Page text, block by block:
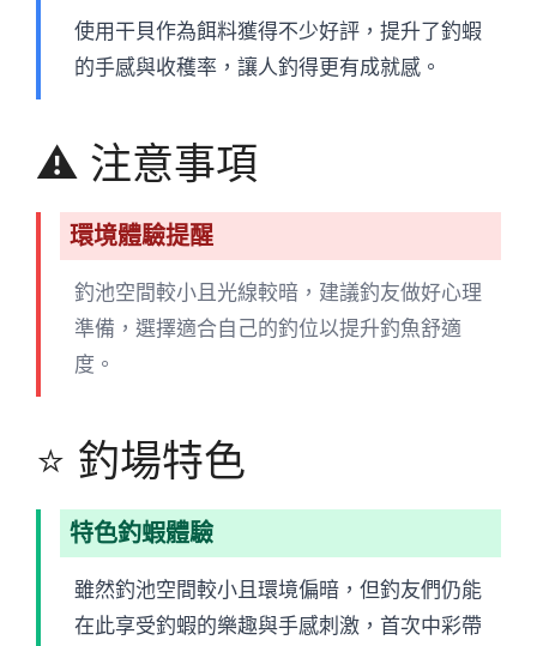
使用干貝作為餌料獲得不少好評，提升了釣蝦
的手感與收穫率，讓人釣得更有成就感。
⚠️ 注意事項
環境體驗提醒
釣池空間較小且光線較暗，建議釣友做好心理
準備，選擇適合自己的釣位以提升釣魚舒適
度。
⭐ 釣場特色
特色釣蝦體驗
雖然釣池空間較小且環境偏暗，但釣友們仍能
在此享受釣蝦的樂趣與手感刺激，首次中彩帶